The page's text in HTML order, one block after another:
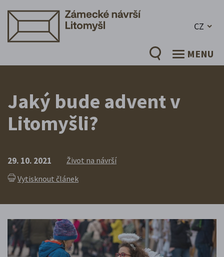
CZ
MENU
Jaký bude advent v
Litomyšli?
29. 10. 2021
Život na návrší
Vytisknout článek